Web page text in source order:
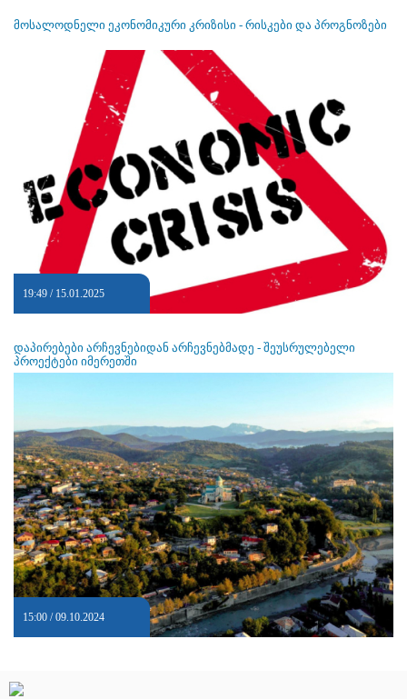
მოსალოდნელი ეკონომიკური კრიზისი - რისკები და პროგნოზები
19:49 / 15.01.2025
დაპირებები არჩევნებიდან არჩევნებმადე - შეუსრულებელი
პროექტები იმერეთში
15:00 / 09.10.2024